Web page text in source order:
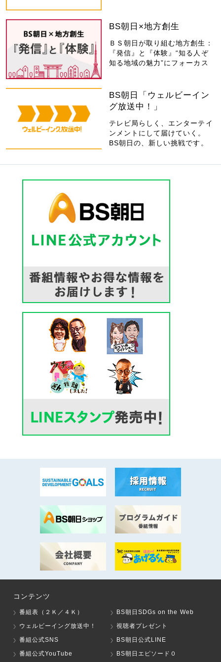
BS朝日×地方創生
ＢＳ朝日が取り組む地方創生：
『発信』と『体験』“知る人ぞ
知る地域の魅力”にフォーカス
BS朝日「ウェルビーイン
グ放送中！」
テレビ局らしく、エンターテイ
ンメントにして届けていく。
BS朝日の、新しい挑戦です。
コンテンツ
番組表（２Ｋ／４Ｋ）
BS朝日SDGs on the Web
ウェルビーイング放送中！
視聴者プレゼント
番組公式SNS
BS朝日公式LINE
番組公式YouTube
BS朝日エピソード０